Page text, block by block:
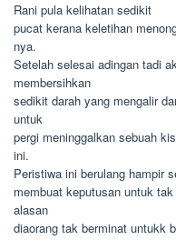
Rani pula kelihatan sedikit
pucat kerana keletihan
nya.
Setelah selesai adingan tadi
membersihkan
sedikit darah yang mengalir
untuk
pergi meninggalkan sebuah
ini.
Peristiwa ini berulang hampir
membuat keputusan untuk
alasan
diaorang tak berminat untukk